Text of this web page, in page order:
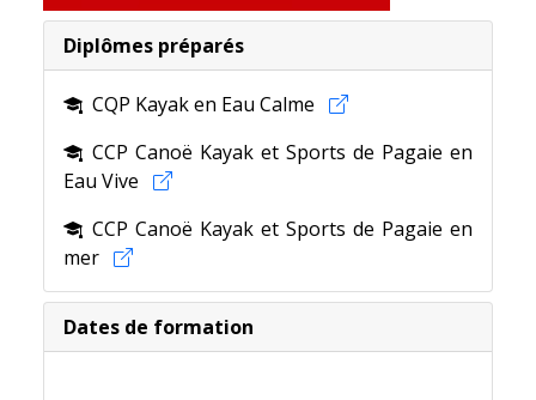
Diplômes préparés
CQP Kayak en Eau Calme
CCP Canoë Kayak et Sports de Pagaie en
Eau Vive
CCP Canoë Kayak et Sports de Pagaie en
mer
Nouveau pour 2024 !
Dates de formation